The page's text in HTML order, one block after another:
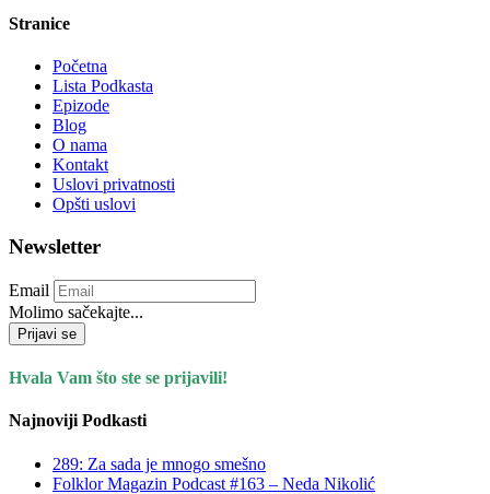
Stranice
Početna
Lista Podkasta
Epizode
Blog
O nama
Kontakt
Uslovi privatnosti
Opšti uslovi
Newsletter
Email
Molimo sačekajte...
Prijavi se
Hvala Vam što ste se prijavili!
Najnoviji Podkasti
289: Za sada je mnogo smešno
Folklor Magazin Podcast #163 – Neda Nikolić